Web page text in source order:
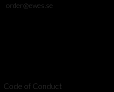
order@ewes.se
Code of Conduct